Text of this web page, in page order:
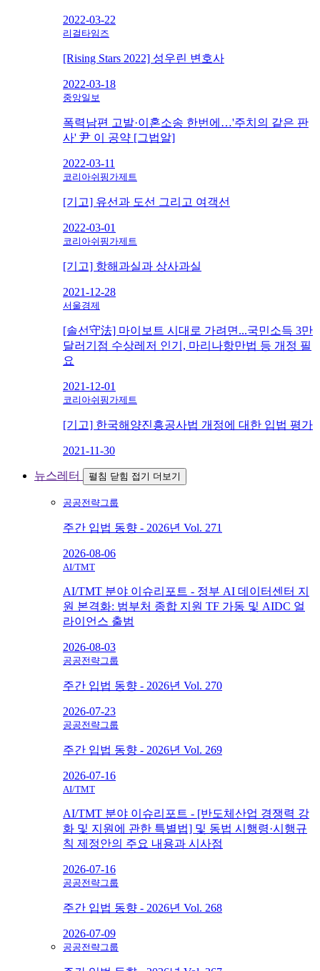
2022-03-22
리걸타임즈
[Rising Stars 2022] 성우린 변호사
2022-03-18
중앙일보
폭력남편 고발·이혼소송 한번에…'주치의 같은 판
사' 尹 이 공약 [그법알]
2022-03-11
코리아쉬핑가제트
[기고] 유선과 도선 그리고 여객선
2022-03-01
코리아쉬핑가제트
[기고] 항해과실과 상사과실
2021-12-28
서울경제
[솔선守法] 마이보트 시대로 가려면...국민소득 3만
달러기점 수상레저 인기, 마리나항만법 등 개정 필
요
2021-12-01
코리아쉬핑가제트
[기고] 한국해양진흥공사법 개정에 대한 입법 평가
2021-11-30
뉴스레터 펼침 닫힘 접기 더보기
공공전략그룹
주간 입법 동향 - 2026년 Vol. 271
2026-08-06
AI/TMT
AI/TMT 분야 이슈리포트 - 정부 AI 데이터센터 지
원 본격화: 범부처 종합 지원 TF 가동 및 AIDC 얼
라이언스 출범
2026-08-03
공공전략그룹
주간 입법 동향 - 2026년 Vol. 270
2026-07-23
공공전략그룹
주간 입법 동향 - 2026년 Vol. 269
2026-07-16
AI/TMT
AI/TMT 분야 이슈리포트 - [반도체산업 경쟁력 강
화 및 지원에 관한 특별법] 및 동법 시행령·시행규
칙 제정안의 주요 내용과 시사점
2026-07-16
공공전략그룹
주간 입법 동향 - 2026년 Vol. 268
2026-07-09
공공전략그룹